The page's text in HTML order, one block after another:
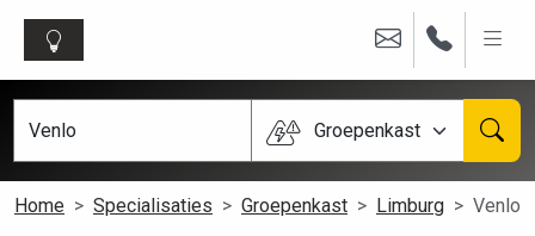
Groepenkast
Home Specialisaties Groepenkast Limburg Venlo